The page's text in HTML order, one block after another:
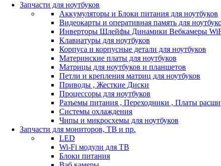
Запчасти для ноутбуков
Аккумуляторы и Блоки питания для ноутбуков
Видеокарты и оперативная память для
Инверторы Шлейфы Динамики Вебкамеры
Клавиатуры для ноутбуков
Корпуса и корпусные детали для ноутбуков
Материнские платы для ноутбуков
Матрицы для ноутбуков и планшетов
Петли и крепления матриц для ноутбуков
Приводы , Жесткие Диски
Процессоры для ноутбуков
Разъемы питания , Переходники , Платы
Системы охлаждения
Чипы и микросхемы для ноутбуков
Запчасти для мониторов, ТВ и пр.
LED
Wi-Fi модули для ТВ
Блоки питания